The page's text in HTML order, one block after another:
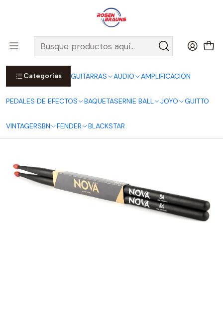
Categorías GUITARRAS AUDIO AMPLIFICACIÓN
PEDALES DE EFECTOS BAQUETASERNIE BALL JOYO GUITTO
VINTAGERSBN FENDER BLACKSTAR
Por compras sobre $25.000 en Santiago urbano, Colina o
Padre Hurtado, incluimos el despacho!
Ver Detalles
Inicio NOVA Baquetas 5A Black - Punta de Nylon